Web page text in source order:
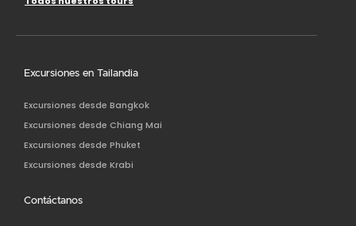
Excursiones en Tailandia
Excursiones desde Bangkok
Excursiones desde Chiang Mai
Excursiones desde Phuket
Excursiones desde Krabi
Contáctanos